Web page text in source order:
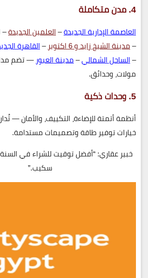
4. مدن متكاملة
العاصمة الإدارية الجديدة–العلمين الجديدة–
–مدينة الشيخ زايد و 6 اكتوبر –القاهرة
–الساحل الشمالي–مدينة العبور— تضم
مولات، وحدائق.
5. وحدات ذكية
أنظمة أتمتة للإضاءة، التكييف، والأمان —
خيارات توفير طاقة وتصميمات مستدامة.
خبير عقاري: “أفضل توقيت للشراء في
سكيب.”